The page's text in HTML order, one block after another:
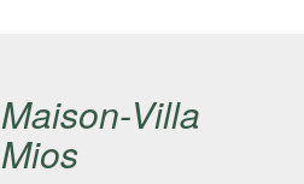
Maison-Villa
Mios